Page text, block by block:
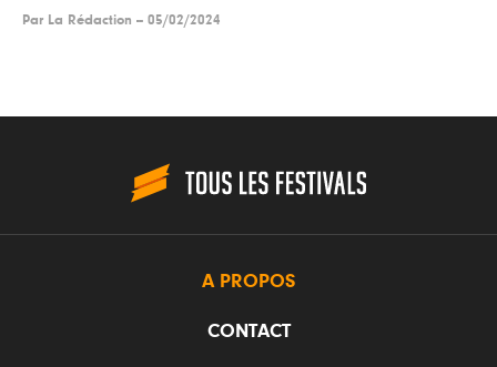
Par La Rédaction -- 05/02/2024
A PROPOS
CONTACT